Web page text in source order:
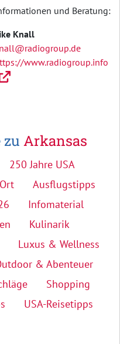
und Beratung:
Knall
www.radiogroup.info
zu Arkansas
250 Jahre USA
Ausflugstipps
Infomaterial
Kulinarik
Luxus & Wellness
& Abenteuer
Shopping
USA-Reisetipps